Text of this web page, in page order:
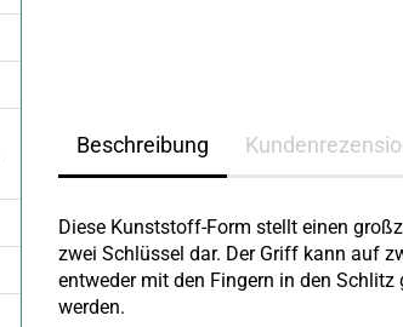
Beschreibung
Diese Kunststoff-Form stellt einen
zwei Schlüssel dar. Der Griff kann auf
entweder mit den Fingern in den
werden.